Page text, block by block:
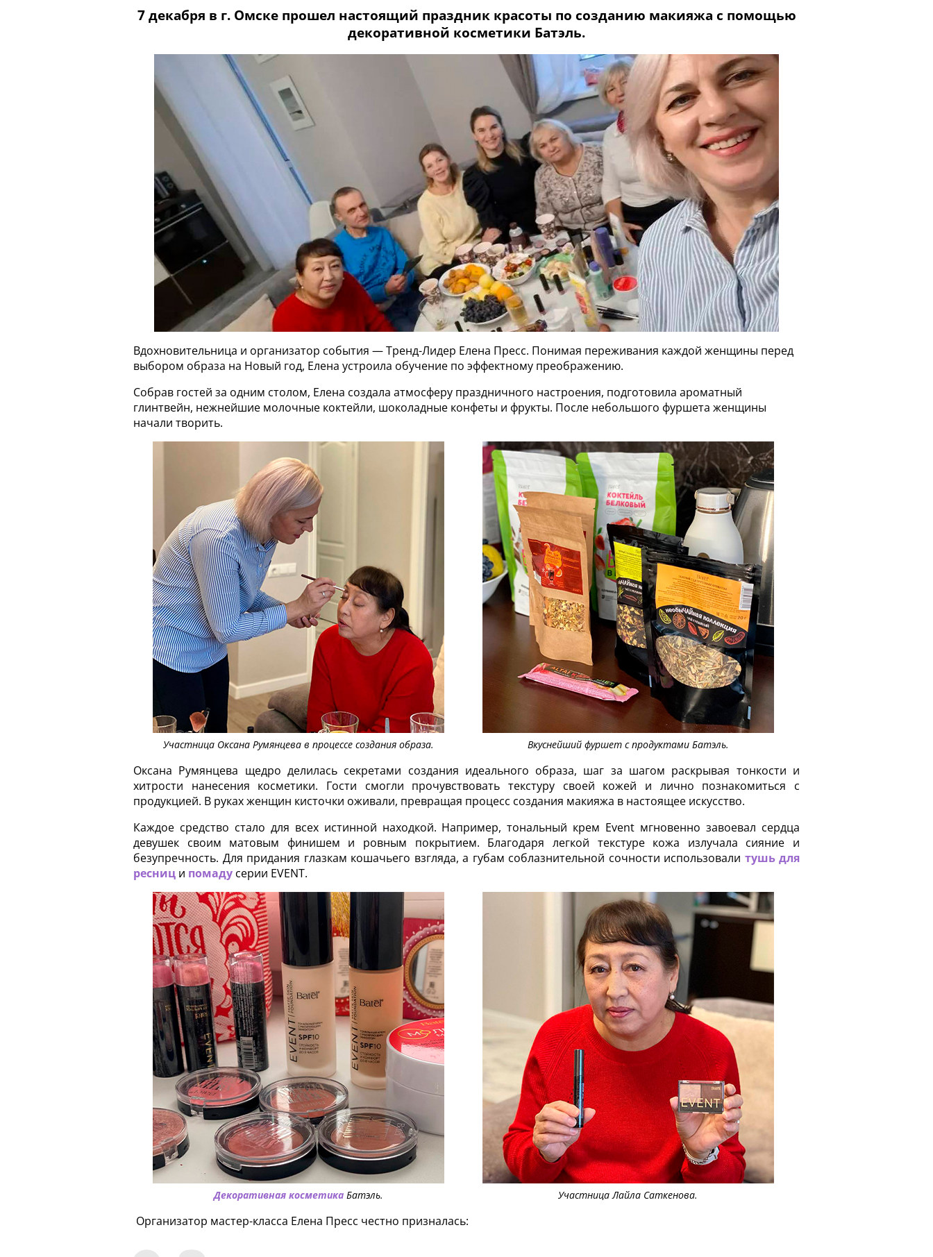
7 декабря в г. Омске прошел настоящий праздник красоты по созданию макияжа с помощью
декоративной косметики Батэль.
Вдохновительница и организатор события — Тренд-Лидер Елена Пресс. Понимая переживания каждой женщины перед
выбором образа на Новый год, Елена устроила обучение по эффектному преображению.
Собрав гостей за одним столом, Елена создала атмосферу праздничного настроения, подготовила ароматный
глинтвейн, нежнейшие молочные коктейли, шоколадные конфеты и фрукты. После небольшого фуршета женщины
начали творить.
Участница Оксана Румянцева в процессе создания образа. Вкуснейший фуршет с продуктами Батэль.
Оксана Румянцева щедро делилась секретами создания идеального образа, шаг за шагом раскрывая тонкости и
хитрости нанесения косметики. Гости смогли прочувствовать текстуру своей кожей и лично познакомиться с
продукцией. В руках женщин кисточки оживали, превращая процесс создания макияжа в настоящее искусство.
Каждое средство стало для всех истинной находкой. Например, тональный крем Event мгновенно завоевал сердца
девушек своим матовым финишем и ровным покрытием. Благодаря легкой текстуре кожа излучала сияние и
безупречность. Для придания глазкам кошачьего взгляда, а губам соблазнительной сочности использовали тушь для
ресниц и помаду серии EVENT.
Декоративная косметикаБатэль. Участница Лайла Саткенова.
Организатор мастер-класса Елена Пресс честно призналась: